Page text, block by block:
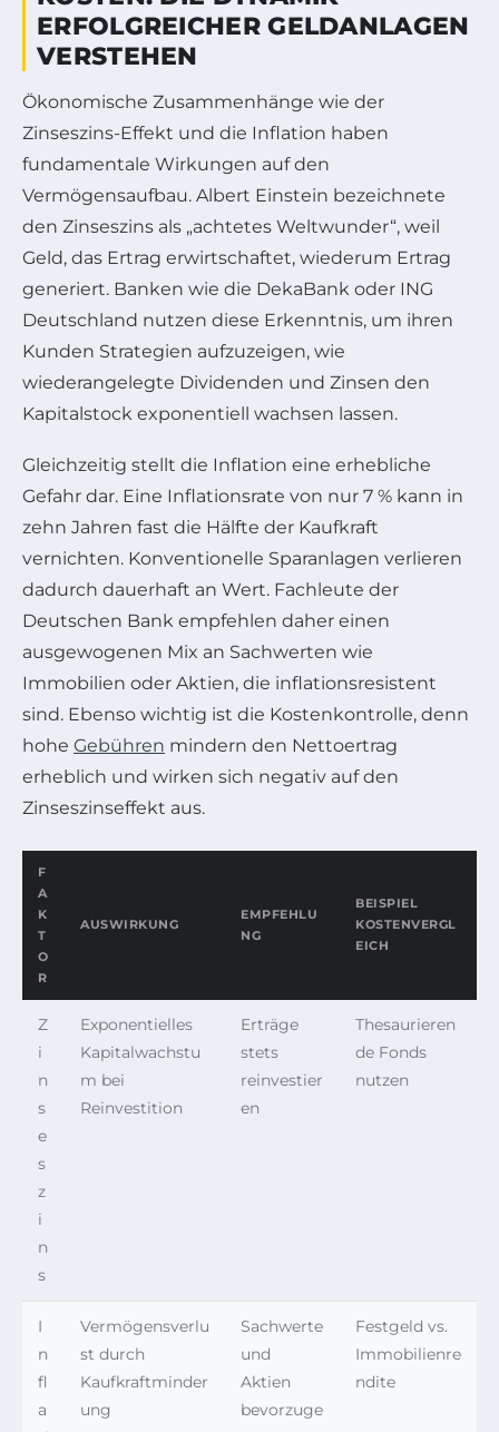
ERFOLGREICHER GELDANLAGEN
VERSTEHEN
Ökonomische Zusammenhänge wie der
Zinseszins-Effekt und die Inflation haben
fundamentale Wirkungen auf den
Vermögensaufbau. Albert Einstein bezeichnete
den Zinseszins als „achtetes Weltwunder“, weil
Geld, das Ertrag erwirtschaftet, wiederum Ertrag
generiert. Banken wie die DekaBank oder ING
Deutschland nutzen diese Erkenntnis, um ihren
Kunden Strategien aufzuzeigen, wie
wiederangelegte Dividenden und Zinsen den
Kapitalstock exponentiell wachsen lassen.
Gleichzeitig stellt die Inflation eine erhebliche
Gefahr dar. Eine Inflationsrate von nur 7 % kann in
zehn Jahren fast die Hälfte der Kaufkraft
vernichten. Konventionelle Sparanlagen verlieren
dadurch dauerhaft an Wert. Fachleute der
Deutschen Bank empfehlen daher einen
ausgewogenen Mix an Sachwerten wie
Immobilien oder Aktien, die inflationsresistent
sind. Ebenso wichtig ist die Kostenkontrolle, denn
hohe Gebühren mindern den Nettoertrag
erheblich und wirken sich negativ auf den
Zinseszinseffekt aus.
F
A
K
T
O
R
AUSWIRKUNG
EMPFEHLU
NG
BEISPIEL
KOSTENVERGL
EICH
Z
i
n
s
e
s
z
i
n
s
Exponentielles
Kapitalwachstu
m bei
Reinvestition
Erträge
stets
reinvestier
en
Thesaurieren
de Fonds
nutzen
I
n
fl
a
Vermögensverlu
st durch
Kaufkraftminder
ung
Sachwerte
und
Aktien
bevorzuge
Festgeld vs.
Immobilienre
ndite